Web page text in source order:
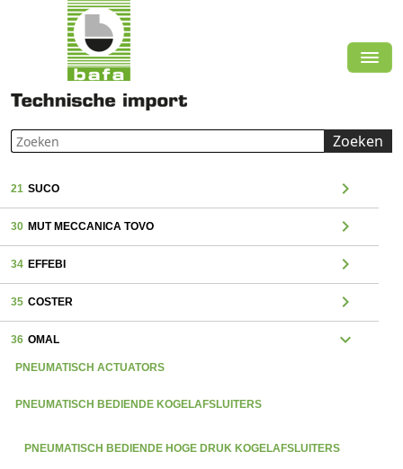
Zoeken
21 SUCO chevron_right
30 MUT MECCANICA TOVO chevron_right
34 EFFEBI chevron_right
35 COSTER chevron_right
36 OMAL expand_more
PNEUMATISCH ACTUATORS
PNEUMATISCH BEDIENDE KOGELAFSLUITERS
PNEUMATISCH BEDIENDE HOGE DRUK KOGELAFSLUITERS